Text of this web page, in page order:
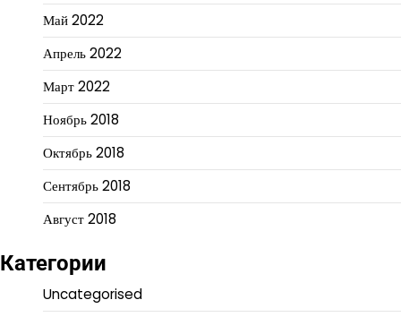
Май 2022
Апрель 2022
Март 2022
Ноябрь 2018
Октябрь 2018
Сентябрь 2018
Август 2018
Категории
Uncategorised